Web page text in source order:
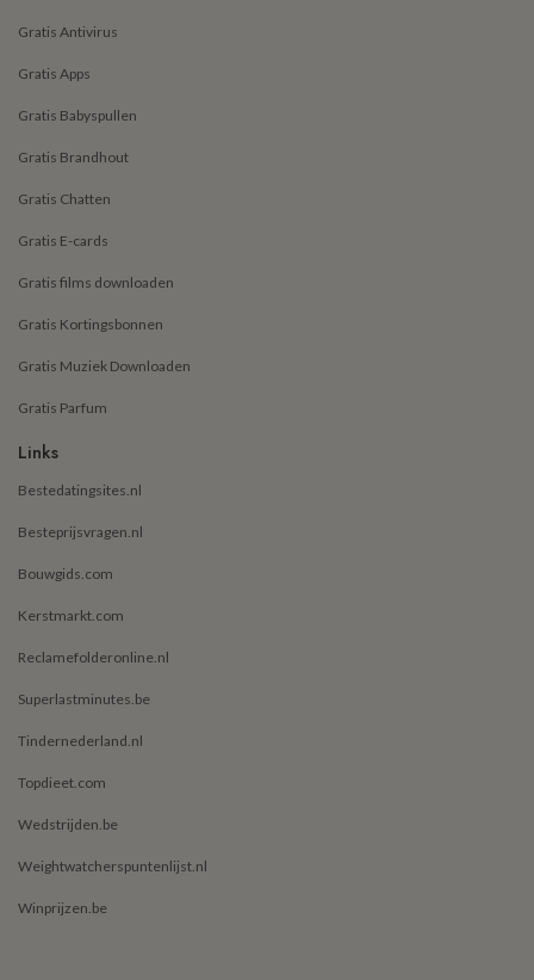
Gratis Antivirus
Gratis Apps
Gratis Babyspullen
Gratis Brandhout
Gratis Chatten
Gratis E-cards
Gratis films downloaden
Gratis Kortingsbonnen
Gratis Muziek Downloaden
Gratis Parfum
Links
Bestedatingsites.nl
Besteprijsvragen.nl
Bouwgids.com
Kerstmarkt.com
Reclamefolderonline.nl
Superlastminutes.be
Tindernederland.nl
Topdieet.com
Wedstrijden.be
Weightwatcherspuntenlijst.nl
Winprijzen.be